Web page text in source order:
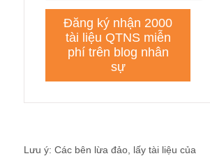
Lưu ý: Các bên lừa đảo, lấy tài liệu của